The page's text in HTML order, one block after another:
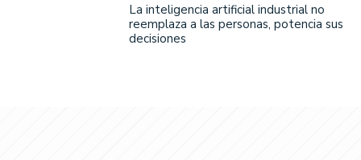
La inteligencia artificial industrial no
reemplaza a las personas, potencia sus
decisiones